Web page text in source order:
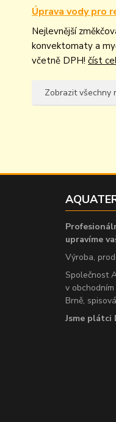
Úprava vody pro
Nejlevnější
konvektomaty a
včetně DPH! číst
Zobrazit všechny
upravíme
Výroba,
Společnost
v
Brně,
Jsme plátci